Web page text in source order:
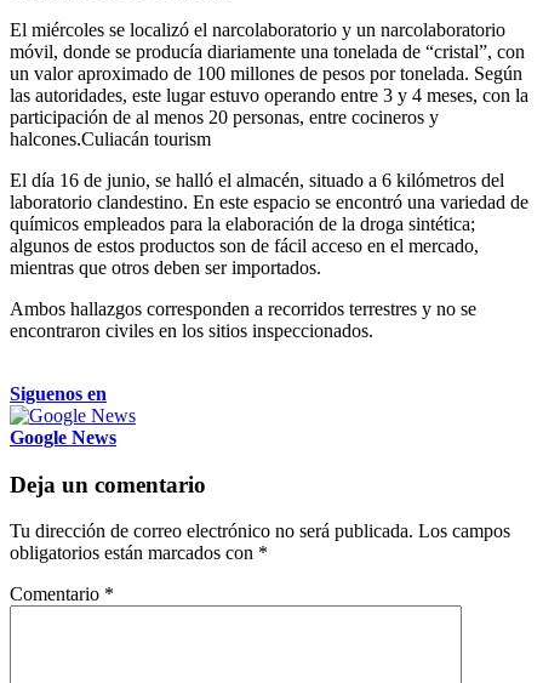
El miércoles se localizó el narcolaboratorio y un narcolaboratorio
móvil, donde se producía diariamente una tonelada de “cristal”, con
un valor aproximado de 100 millones de pesos por tonelada. Según
las autoridades, este lugar estuvo operando entre 3 y 4 meses, con la
participación de al menos 20 personas, entre cocineros y
halcones.Culiacán tourism
El día 16 de junio, se halló el almacén, situado a 6 kilómetros del
laboratorio clandestino. En este espacio se encontró una variedad de
químicos empleados para la elaboración de la droga sintética;
algunos de estos productos son de fácil acceso en el mercado,
mientras que otros deben ser importados.
Ambos hallazgos corresponden a recorridos terrestres y no se
encontraron civiles en los sitios inspeccionados.
Siguenos en
Google News
Deja un comentario
Tu dirección de correo electrónico no será publicada. Los campos
obligatorios están marcados con *
Comentario *